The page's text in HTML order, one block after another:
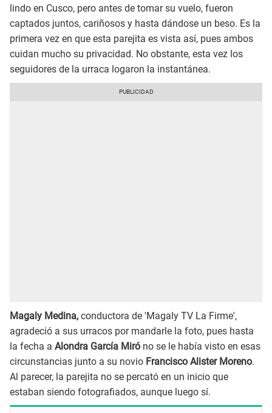
lindo en Cusco, pero antes de tomar su vuelo, fueron
captados juntos, cariñosos y hasta dándose un beso. Es la
primera vez en que esta parejita es vista así, pues ambos
cuidan mucho su privacidad. No obstante, esta vez los
seguidores de la urraca logaron la instantánea.
Magaly Medina, conductora de 'Magaly TV La Firme',
agradeció a sus urracos por mandarle la foto, pues hasta
la fecha a Alondra García Miró no se le había visto en esas
circunstancias junto a su novio Francisco Alister Moreno.
Al parecer, la parejita no se percató en un inicio que
estaban siendo fotografiados, aunque luego sí.